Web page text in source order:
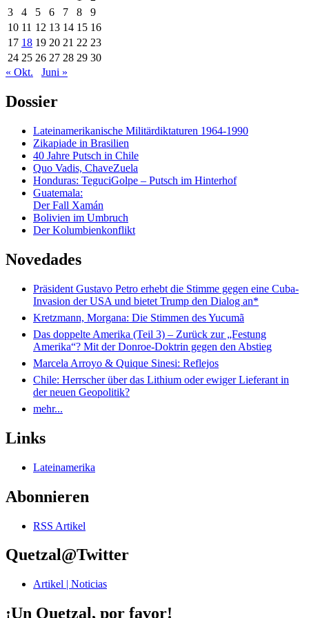
3
4 5 6 7 8
9
10 11 12 13 14 15 16
17 18 19 20 21 22 23
24 25 26 27 28 29 30
« Okt.
Juni »
Dossier
Lateinamerikanische Militärdiktaturen 1964-1990
Zikapiade in Brasilien
40 Jahre Putsch in Chile
Quo Vadis, ChaveZuela
Honduras: TeguciGolpe – Putsch im Hinterhof
Guatemala:
Der Fall Xamán
Bolivien im Umbruch
Der Kolumbienkonflikt
Novedades
Präsident Gustavo Petro erhebt die Stimme gegen eine Cuba-
Invasion der USA und bietet Trump den Dialog an*
Kretzmann, Morgana: Die Stimmen des Yucumã
Das doppelte Amerika (Teil 3) – Zurück zur „Festung
Amerika“? Mit der Donroe-Doktrin gegen den Abstieg
Marcela Arroyo & Quique Sinesi: Reflejos
Chile: Herrscher über das Lithium oder ewiger Lieferant in
der neuen Geopolitik?
mehr...
Links
Lateinamerika
Abonnieren
RSS Artikel
Quetzal@Twitter
Artikel | Noticias
¡Un Quetzal, por favor!